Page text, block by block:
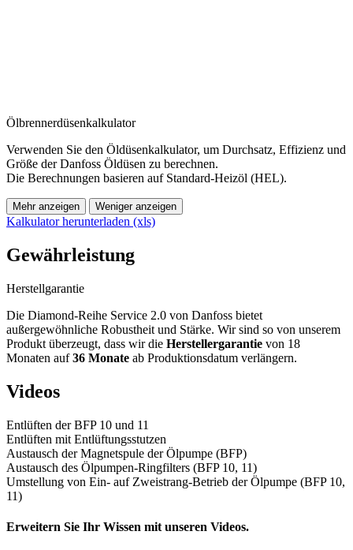
Ölbrennerdüsenkalkulator
Verwenden Sie den Öldüsenkalkulator, um Durchsatz, Effizienz und
Größe der Danfoss Öldüsen zu berechnen.
Die Berechnungen basieren auf Standard-Heizöl (HEL).
Mehr anzeigen Weniger anzeigen
Kalkulator herunterladen (xls)
Gewährleistung
Herstellgarantie
Die Diamond-Reihe Service 2.0 von Danfoss bietet
außergewöhnliche Robustheit und Stärke. Wir sind so von unserem
Produkt überzeugt, dass wir die Herstellergarantie von 18
Monaten auf36 Monate ab Produktionsdatum verlängern.
Videos
Entlüften der BFP 10 und 11
Entlüften mit Entlüftungsstutzen
Austausch der Magnetspule der Ölpumpe (BFP)
Austausch des Ölpumpen-Ringfilters (BFP 10, 11)
Umstellung von Ein- auf Zweistrang-Betrieb der Ölpumpe (BFP 10,
11)
Erweitern Sie Ihr Wissen mit unseren Videos.